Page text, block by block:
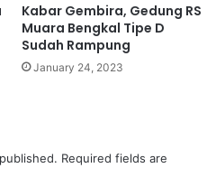
Kabar Gembira, Gedung RS
Muara Bengkal Tipe D
Sudah Rampung
January 24, 2023
Required fields are